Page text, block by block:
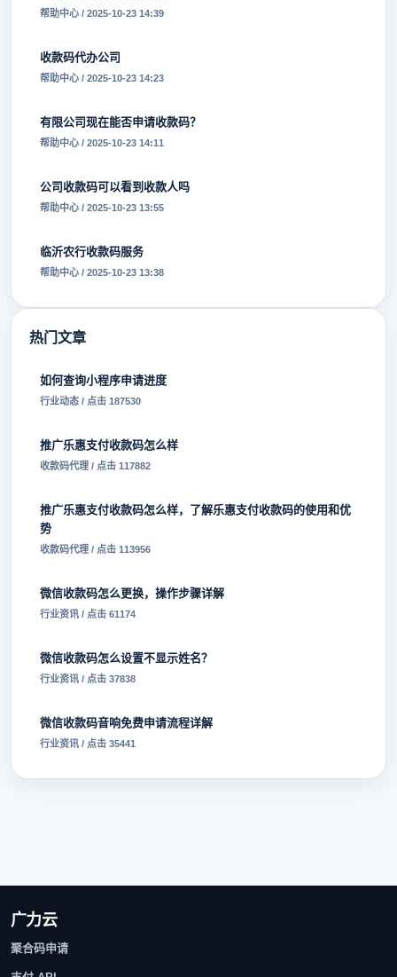
帮助中心 / 2025-10-23 14:39
收款码代办公司
帮助中心 / 2025-10-23 14:23
有限公司现在能否申请收款码？
帮助中心 / 2025-10-23 14:11
公司收款码可以看到收款人吗
帮助中心 / 2025-10-23 13:55
临沂农行收款码服务
帮助中心 / 2025-10-23 13:38
热门文章
如何查询小程序申请进度
行业动态 / 点击 187530
推广乐惠支付收款码怎么样
收款码代理 / 点击 117882
推广乐惠支付收款码怎么样，了解乐惠支付收款码的使用和优
势
收款码代理 / 点击 113956
微信收款码怎么更换，操作步骤详解
行业资讯 / 点击 61174
微信收款码怎么设置不显示姓名？
行业资讯 / 点击 37838
微信收款码音响免费申请流程详解
行业资讯 / 点击 35441
广力云
聚合码申请